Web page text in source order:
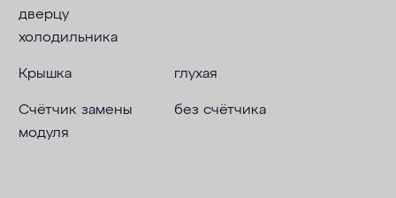
дверцу
холодильника
Крышка глухая
Счётчик замены
модуля
без счётчика